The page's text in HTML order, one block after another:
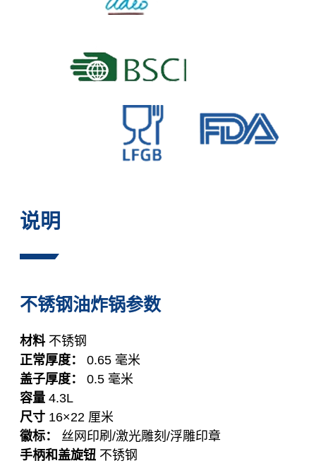
说明
不锈钢油炸锅参数
材料不锈钢
正常厚度：
0.65 毫米
盖子厚度： 0.5 毫米
容量 4.3L
尺寸 16×22 厘米
徽标：
丝网印刷/激光雕刻/浮雕印章
手柄和盖旋钮 不锈钢